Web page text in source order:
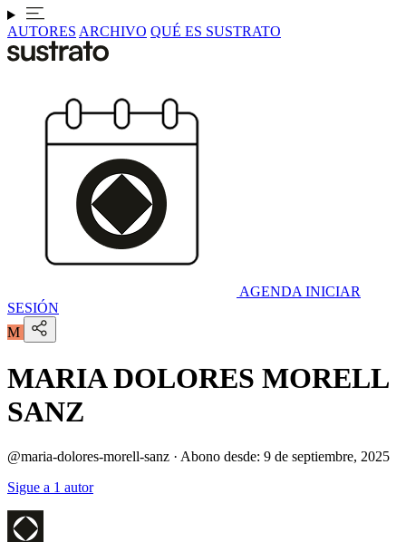
AUTORES ARCHIVO QUÉ ES SUSTRATO
AGENDA INICIAR
SESIÓN
M
MARIA DOLORES MORELL
SANZ
@maria-dolores-morell-sanz · Abono desde: 9 de septiembre, 2025
Sigue a 1 autor